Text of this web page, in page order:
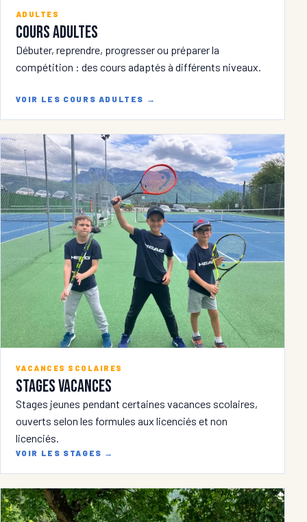
ADULTES
Cours adultes
Débuter, reprendre, progresser ou préparer la
compétition : des cours adaptés à différents niveaux.
VOIR LES COURS ADULTES →
VACANCES SCOLAIRES
Stages vacances
Stages jeunes pendant certaines vacances scolaires,
ouverts selon les formules aux licenciés et non
licenciés.
VOIR LES STAGES →